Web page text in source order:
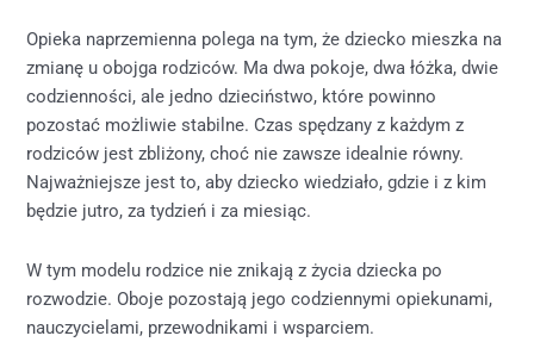
Opieka naprzemienna polega na tym, że dziecko mieszka na
zmianę u obojga rodziców. Ma dwa pokoje, dwa łóżka, dwie
codzienności, ale jedno dzieciństwo, które powinno
pozostać możliwie stabilne. Czas spędzany z każdym z
rodziców jest zbliżony, choć nie zawsze idealnie równy.
Najważniejsze jest to, aby dziecko wiedziało, gdzie i z kim
będzie jutro, za tydzień i za miesiąc.
W tym modelu rodzice nie znikają z życia dziecka po
rozwodzie. Oboje pozostają jego codziennymi opiekunami,
nauczycielami, przewodnikami i wsparciem.